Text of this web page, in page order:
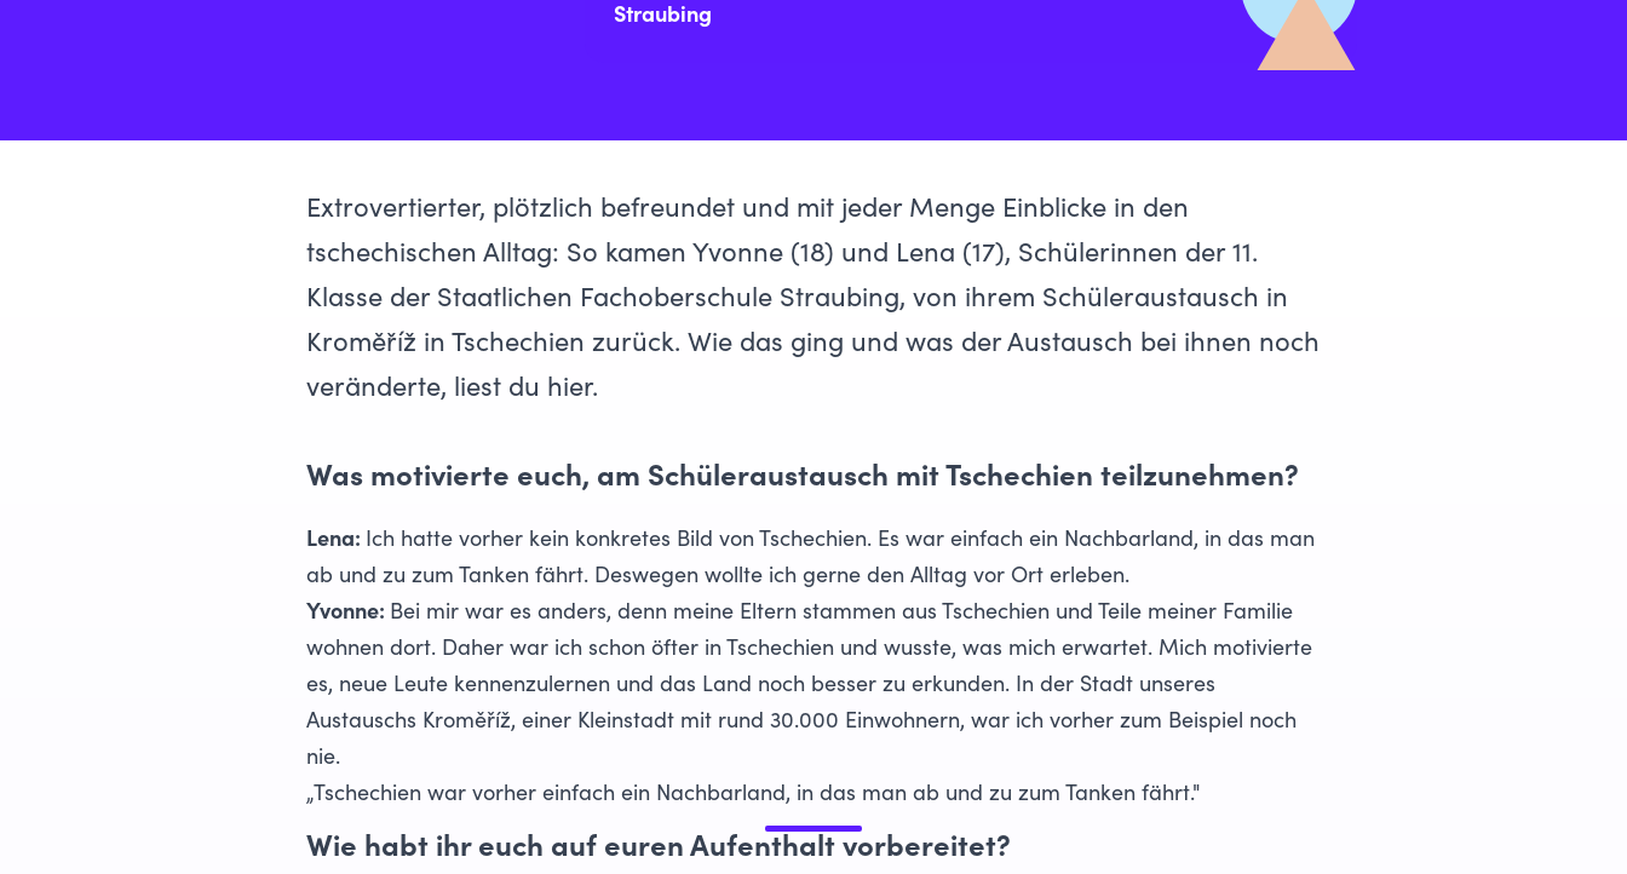
Straubing
Extrovertierter, plötzlich befreundet und mit jeder Menge Einblicke in den
tschechischen Alltag: So kamen Yvonne (18) und Lena (17), Schülerinnen der 11.
Klasse der Staatlichen Fachoberschule Straubing, von ihrem Schüleraustausch in
Kroměříž in Tschechien zurück. Wie das ging und was der Austausch bei ihnen noch
veränderte, liest du hier.
Was motivierte euch, am Schüleraustausch mit Tschechien teilzunehmen?
Lena: Ich hatte vorher kein konkretes Bild von Tschechien. Es war einfach ein Nachbarland, in das man
ab und zu zum Tanken fährt. Deswegen wollte ich gerne den Alltag vor Ort erleben.
Yvonne: Bei mir war es anders, denn meine Eltern stammen aus Tschechien und Teile meiner Familie
wohnen dort. Daher war ich schon öfter in Tschechien und wusste, was mich erwartet. Mich motivierte
es, neue Leute kennenzulernen und das Land noch besser zu erkunden. In der Stadt unseres
Austauschs Kroměříž, einer Kleinstadt mit rund 30.000 Einwohnern, war ich vorher zum Beispiel noch
nie.
„Tschechien war vorher einfach ein Nachbarland, in das man ab und zu zum Tanken fährt."
Wie habt ihr euch auf euren Aufenthalt vorbereitet?